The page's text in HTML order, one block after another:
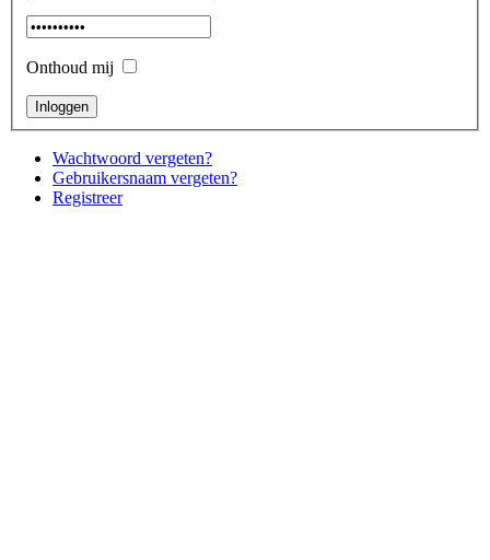
Onthoud mij
Wachtwoord vergeten?
Gebruikersnaam vergeten?
Registreer